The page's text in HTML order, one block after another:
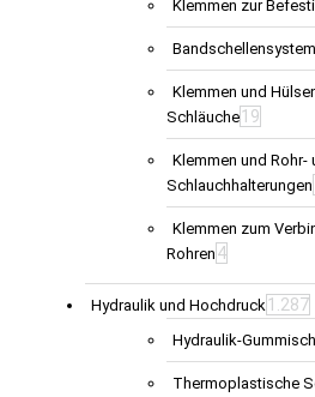
Klemmen zur
Bandschellensystem
Klemmen und
Schläuche 19
Klemmen und Rohr-
Schlauchhalterungen
Klemmen zum
Rohren 4
Hydraulik und Hochdruck 1.287
Hydraulik-
Thermoplastische